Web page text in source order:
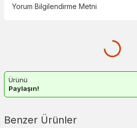
Yorum Bilgilendirme Metni
Ürünü
Paylaşın!
Benzer Ürünler